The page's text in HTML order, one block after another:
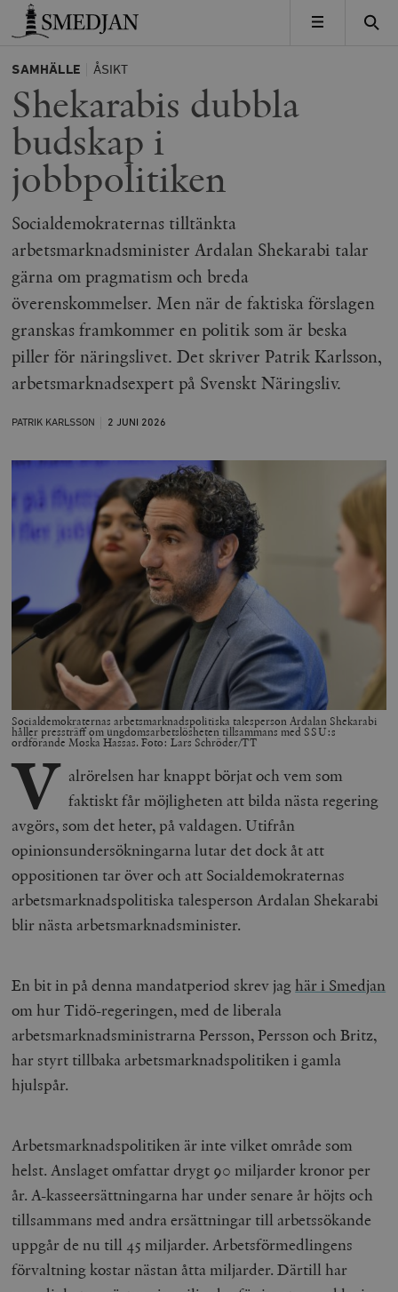
Timbro
MENY
SAMHÄLLE ÅSIKT
Shekarabis dubbla
budskap i
jobbpolitiken
Socialdemokraternas tilltänkta
arbetsmarknadsminister Ardalan Shekarabi talar
gärna om pragmatism och breda
överenskommelser. Men när de faktiska förslagen
granskas framkommer en politik som är beska
piller för näringslivet. Det skriver Patrik Karlsson,
arbetsmarknadsexpert på Svenskt Näringsliv.
PATRIK KARLSSON 2 JUNI 2026
Socialdemokraternas arbetsmarknadspolitiska talesperson Ardalan Shekarabi
håller pressträff om ungdomsarbetslösheten tillsammans med SSU:s
ordförande Moska Hassas. Foto: Lars Schröder/TT
V alrörelsen har knappt börjat och vem som
faktiskt får möjligheten att bilda nästa regering
avgörs, som det heter, på valdagen. Utifrån
opinionsundersökningarna lutar det dock åt att
oppositionen tar över och att Socialdemokraternas
arbetsmarknadspolitiska talesperson Ardalan Shekarabi
blir nästa arbetsmarknadsminister.
En bit in på denna mandatperiod skrev jaghär i Smedjan
om hur Tidö-regeringen, med de liberala
arbetsmarknadsministrarna Persson, Persson och Britz,
har styrt tillbaka arbetsmarknadspolitiken i gamla
hjulspår.
Arbetsmarknadspolitiken är inte vilket område som
helst. Anslaget omfattar drygt 90 miljarder kronor per
år. A-kasseersättningarna har under senare år höjts och
tillsammans med andra ersättningar till arbetssökande
uppgår de nu till 45 miljarder. Arbetsförmedlingens
förvaltning kostar nästan åtta miljarder. Därtill har